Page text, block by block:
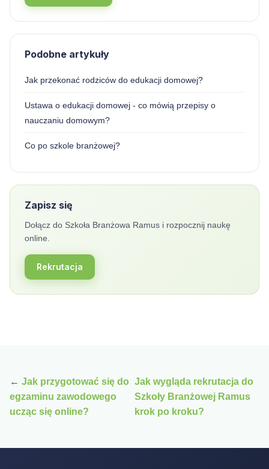
Podobne artykuły
Jak przekonać rodziców do edukacji domowej?
Ustawa o edukacji domowej - co mówią przepisy o
nauczaniu domowym?
Co po szkole branżowej?
Zapisz się
Dołącz do Szkoła Branżowa Ramus i rozpocznij naukę
online.
Rekrutacja
← Jak przygotować się do
egzaminu zawodowego
ucząc się online?
Jak wygląda rekrutacja do
Szkoły Branżowej Ramus
krok po kroku?